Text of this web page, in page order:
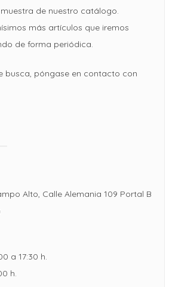
de nuestro catálogo.
más artículos que iremos
de forma periódica.
busca, póngase en contacto con
Alto, Calle Alemania 109 Portal B
a 17:30 h.
h.